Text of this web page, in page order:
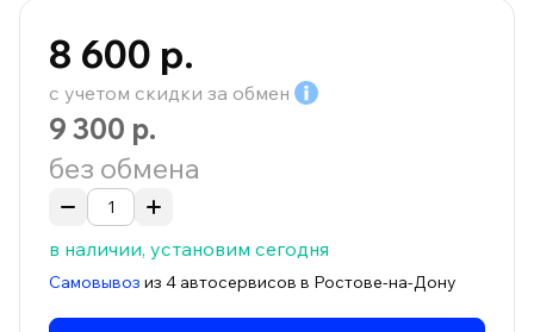
8 600 р.
с учетом скидки за обмен
9 300 р.
без обмена
в наличии, установим сегодня
Самовывоз из 4 автосервисов в Ростове-на-Дону